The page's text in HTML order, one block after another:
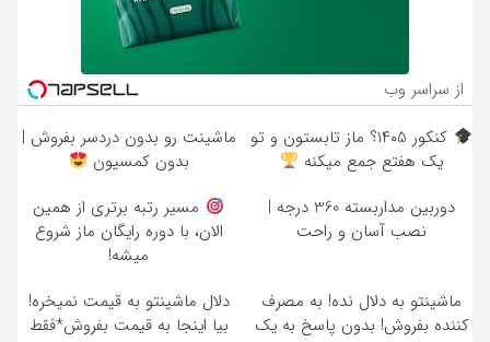
از سراسر وب
کنکور ۱۴۰5؟ ماز تابستون و تو
یک هفتع جمع میکنه
ماشینت رو بدون دردسر بفروش |
بدون کمسیون
دوربین مداربسته 360 درجه |
نصب آسان و راحت
مسیر رتبه برتری از همین
الان، با دوره رایگان ماز شروع
میشه!
ماشینتو به دلال نده! به مصرف
کننده بفروش! بدون پاسخ به یک
دلال ماشینتو به قیمت نمیخره!
بیا اینجا به قیمت بفروش*فقط